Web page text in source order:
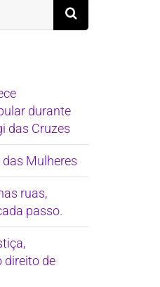
durante
das Cruzes
Mulheres
ruas,
passo.
direito de